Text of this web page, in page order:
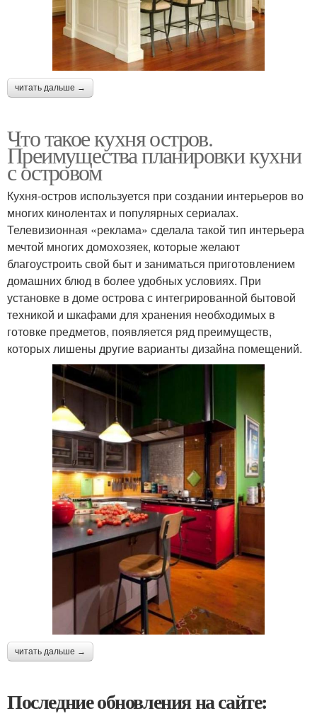
читать дальше →
Что такое кухня остров.
Преимущества планировки кухни
с островом
Кухня-остров используется при создании интерьеров во
многих кинолентах и популярных сериалах.
Телевизионная «реклама» сделала такой тип интерьера
мечтой многих домохозяек, которые желают
благоустроить свой быт и заниматься приготовлением
домашних блюд в более удобных условиях. При
установке в доме острова с интегрированной бытовой
техникой и шкафами для хранения необходимых в
готовке предметов, появляется ряд преимуществ,
которых лишены другие варианты дизайна помещений.
читать дальше →
Последние обновления на сайте: